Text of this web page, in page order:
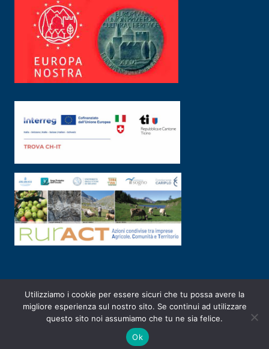
PRIVACY POLICY|2003-2026 ©ARSUNIVCO|Designed byE-SERV
Utilizziamo i cookie per essere sicuri che tu possa avere la
migliore esperienza sul nostro sito. Se continui ad utilizzare
questo sito noi assumiamo che tu ne sia felice.
Ok